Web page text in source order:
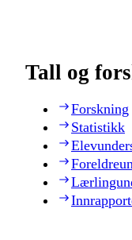
Tall og
Forskning
Statistikk